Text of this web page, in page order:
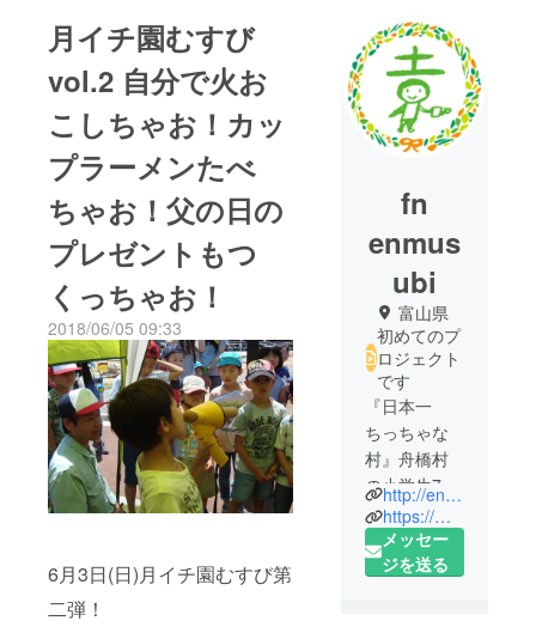
月イチ園むすび
vol.2 自分で火お
こしちゃお！カッ
プラーメンたべ
ちゃお！父の日の
プレゼントもつ
くっちゃお！
2018/06/05 09:33
6月3日(日)月イチ園むすび第
二弾！
fn
enmus
ubi
富山県
初めてのプ
ロジェクト
です
『日本一
ちっちゃな
村』舟橋村
の小学生7人
が「こども
公園部長」
として、こ
http://enmusubi-funahashi.com/
https://m.facebook.com/funahashi.enmusubi/
メッセー
ジを送る